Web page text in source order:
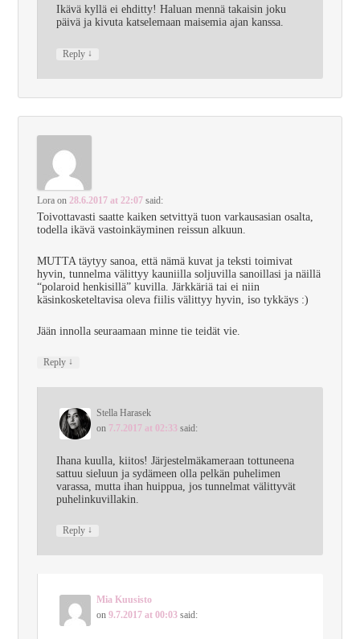
Ikävä kyllä ei ehditty! Haluan mennä takaisin joku
päivä ja kivuta katselemaan maisemia ajan kanssa.
Reply ↓
Lora on28.6.2017 at 22:07 said:
Toivottavasti saatte kaiken setvittyä tuon varkausasian osalta,
todella ikävä vastoinkäyminen reissun alkuun.
MUTTA täytyy sanoa, että nämä kuvat ja teksti toimivat
hyvin, tunnelma välittyy kauniilla soljuvilla sanoillasi ja näillä
“polaroid henkisillä” kuvilla. Järkkäriä tai ei niin
käsinkosketeltavisa oleva fiilis välittyy hyvin, iso tykkäys :)
Jään innolla seuraamaan minne tie teidät vie.
Reply ↓
Stella Harasek
on 7.7.2017 at 02:33 said:
Ihana kuulla, kiitos! Järjestelmäkameraan tottuneena
sattuu sieluun ja sydämeen olla pelkän puhelimen
varassa, mutta ihan huippua, jos tunnelmat välittyvät
puhelinkuvillakin.
Reply ↓
Mia Kuusisto
on 9.7.2017 at 00:03 said: